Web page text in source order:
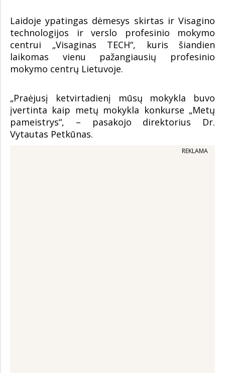
Laidoje ypatingas dėmesys skirtas ir Visagino
technologijos ir verslo profesinio mokymo
centrui „Visaginas TECH“, kuris šiandien
laikomas vienu pažangiausių profesinio
mokymo centrų Lietuvoje.
„Praėjusį ketvirtadienį mūsų mokykla buvo
įvertinta kaip metų mokykla konkurse „Metų
pameistrys“, – pasakojo direktorius Dr.
Vytautas Petkūnas.
REKLAMA